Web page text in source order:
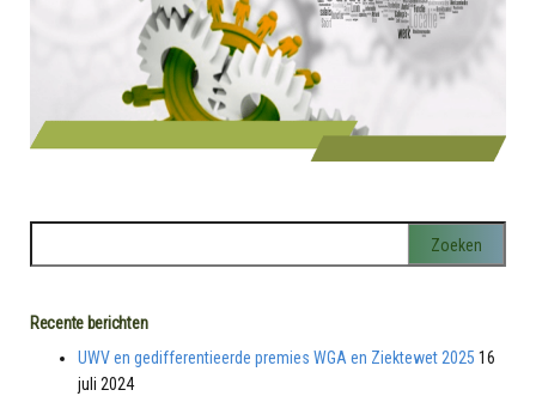
Recente berichten
UWV en gedifferentieerde premies WGA en Ziektewet 2025 16
juli 2024